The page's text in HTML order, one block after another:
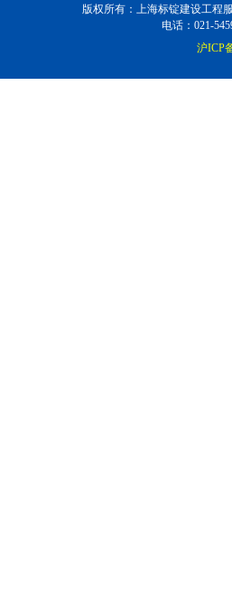
版权所有：上海标锭建设工程
电话：021-
沪ICP